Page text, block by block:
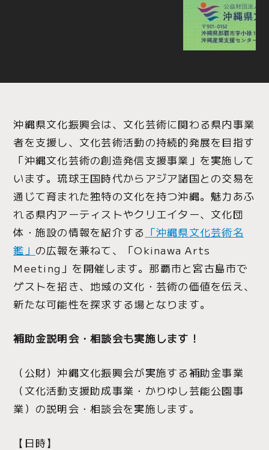
沖縄県文化振興会は、文化芸術に関わる県内事業
者を支援し、文化芸術活動の持続的発展を目指す
「沖縄文化芸術の創造発信支援事業」を実施して
います。琉球王国時代からアジア諸国との交易を
通じて育まれた独特の文化を持つ沖縄。魅力あふ
れる県内アーティストやクリエイター、文化団
体・施設の情報を紹介する 「沖縄県文化芸術名
鑑」 の広報を兼ねて、「Okinawa Arts
Meeting」を開催します。那覇市と宮古島市で
ゲストを招き、地域の文化・芸術の価値を伝え、
新たな可能性を探求する場となります。
補助金説明会・相談会も実施します！
（公財）沖縄文化振興会が実施する補助金事業
（文化活動支援助成事業・かりゆし芸能公園事
業）の説明会・相談会を実施します。
【日時】